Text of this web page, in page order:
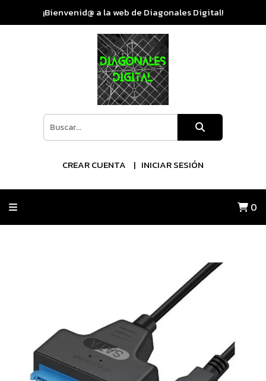
¡Bienvenid@ a la web de Diagonales Digital!
CREAR CUENTA INICIAR SESIÓN
0